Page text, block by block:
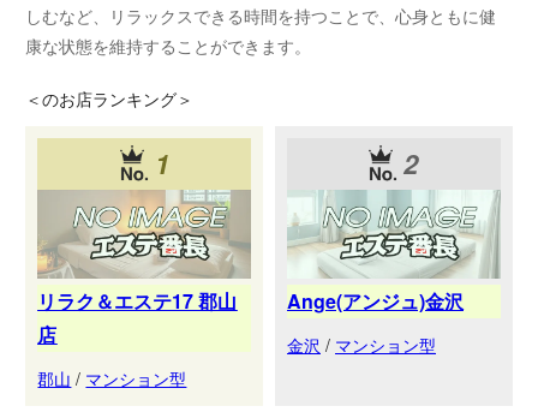
しむなど、リラックスできる時間を持つことで、心身ともに健
康な状態を維持することができます。
＜のお店ランキング＞
1
リラク＆エステ17 郡山
店
郡山 / マンション型
2
Ange(アンジュ)金沢
金沢 / マンション型